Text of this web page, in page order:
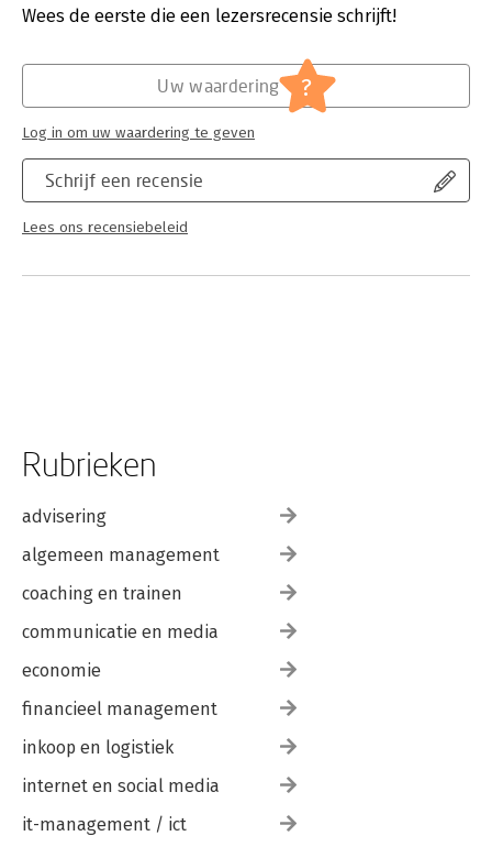
Wees de eerste die een lezersrecensie schrijft!
Schrijf een recensie
Lees ons recensiebeleid
Uw waardering ?
Log in om uw waardering te geven
Rubrieken
advisering
algemeen management
coaching en trainen
communicatie en media
economie
financieel management
inkoop en logistiek
internet en social media
it-management / ict